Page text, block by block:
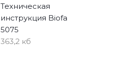
Техническая
инструкция Biofa
5075
363,2 кб